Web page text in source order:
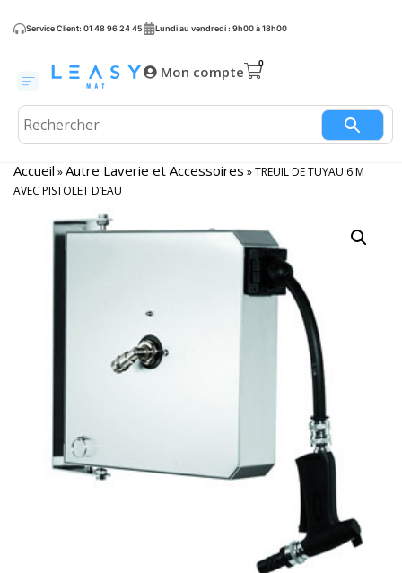
Service Client: 01 48 96 24 45 Lundi au vendredi : 9h00 à 18h00
Mon compte
Accueil »Autre Laverie et Accessoires »TREUIL DE TUYAU 6 M
AVEC PISTOLET D’EAU